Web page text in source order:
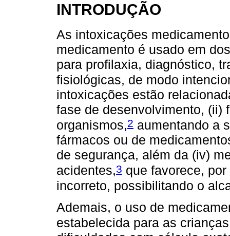
INTRODUÇÃO
As intoxicações
medicamento é usado em
para profilaxia, diagnóstico,
fisiológicas, de modo
intoxicações estão
fase de desenvolvimento, (ii)
organismos,2 aumentando a
fármacos ou de
de segurança, além da (iv)
acidentes,3 que favorece,
incorreto, possibilitando o
Ademais, o uso de
estabelecida para as